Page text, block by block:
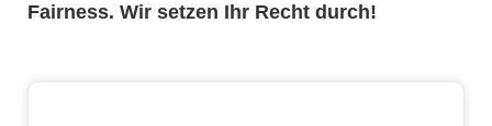
Fairness. Wir setzen Ihr Recht durch!